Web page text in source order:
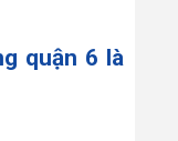
quận 6 là